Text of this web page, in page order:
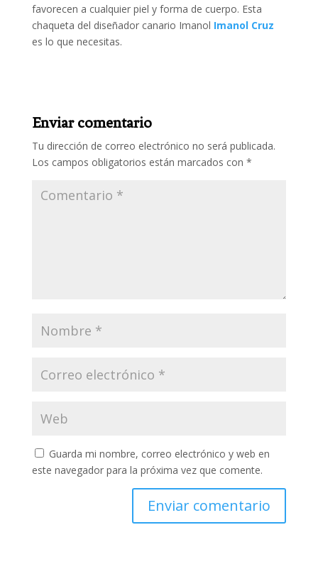
favorecen a cualquier piel y forma de cuerpo. Esta
chaqueta del diseñador canario Imanol Imanol Cruz
es lo que necesitas.
Enviar comentario
Tu dirección de correo electrónico no será publicada.
Los campos obligatorios están marcados con *
Guarda mi nombre, correo electrónico y web en
este navegador para la próxima vez que comente.